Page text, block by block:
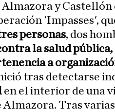
y Castellón
'Impasses',
personas, dos
la salud
a
tras detectarse
en el interior de una
Tras varias